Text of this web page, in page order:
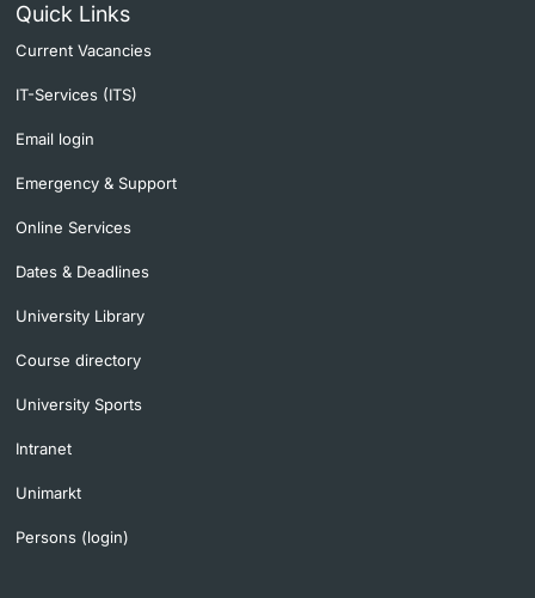
Quick Links
Current Vacancies
IT-Services (ITS)
Email login
Emergency & Support
Online Services
Dates & Deadlines
University Library
Course directory
University Sports
Intranet
Unimarkt
Persons (login)